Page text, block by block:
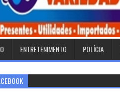
ENTRETENIMENTO POLÍCIA